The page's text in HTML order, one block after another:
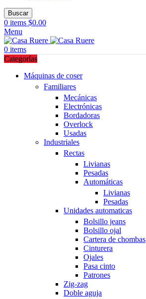
Buscar
0 items $0.00
Menu
0 items
Categorías
Máquinas de coser
Familiares
Mecánicas
Electrónicas
Bordadoras
Overlock
Usadas
Industriales
Rectas
Livianas
Pesadas
Automáticas
Livianas
Pesadas
Unidades automaticas
Bolsillo jeans
Bolsillo ojal
Cartera de chombas
Cinturera
Ojales
Pasa cinto
Patrones
Zig-zag
Doble aguja